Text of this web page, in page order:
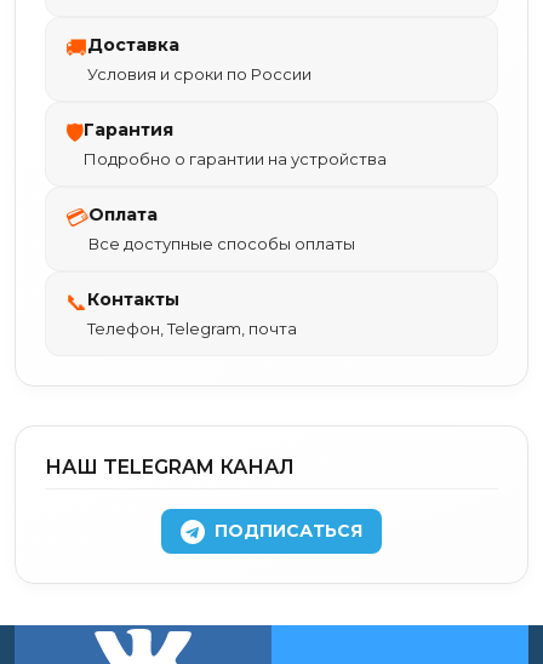
🚚Доставка
Условия и сроки по России
🛡Гарантия
Подробно о гарантии на устройства
💳Оплата
Все доступные способы оплаты
📞Контакты
Телефон, Telegram, почта
НАШ TELEGRAM КАНАЛ
ПОДПИСАТЬСЯ